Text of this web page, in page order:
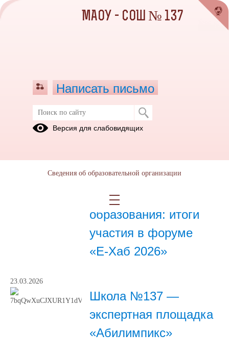
Фото и видеоматериалы
Мы на передовой
образования: итоги
участия в форуме
«Е‑Хаб 2026»
23.03.2026
Школа №137 —
экспертная площадка
«Абилимпикс»
МАОУ - СОШ № 137
Написать письмо
Версия для слабовидящих
Сведения об образовательной организации